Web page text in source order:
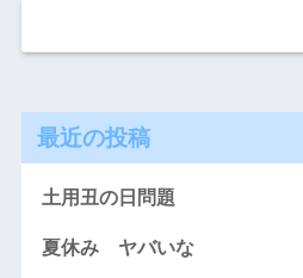
最近の投稿
土用丑の日問題
夏休み ヤバいな